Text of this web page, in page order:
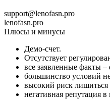
support@lenofasn.pro
lenofasn.pro
Плюсы и минусы
Демо-счет.
Отсутствует
все заявленные факты –
большинство условий
высокий риск лишиться
негативная репутация в